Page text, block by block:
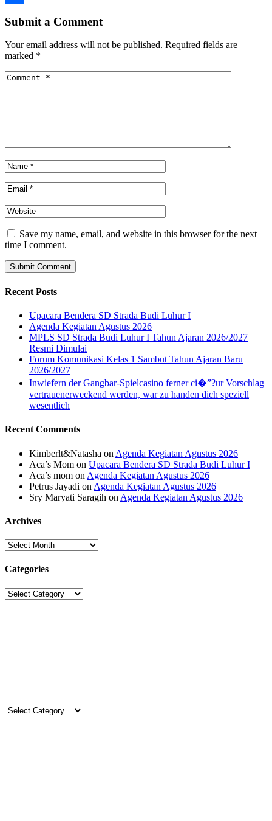
Submit a Comment
Your email address will not be published. Required fields are
marked *
Save my name, email, and website in this browser for the next
time I comment.
Recent Posts
Upacara Bendera SD Strada Budi Luhur I
Agenda Kegiatan Agustus 2026
MPLS SD Strada Budi Luhur I Tahun Ajaran 2026/2027
Resmi Dimulai
Forum Komunikasi Kelas 1 Sambut Tahun Ajaran Baru
2026/2027
Inwiefern der Gangbar-Spielcasino ferner ci�”?ur Vorschlag
vertrauenerweckend werden, war zu handen dich speziell
wesentlich
Recent Comments
Kimberlt&Natasha on Agenda Kegiatan Agustus 2026
Aca’s Mom on Upacara Bendera SD Strada Budi Luhur I
Aca’s mom on Agenda Kegiatan Agustus 2026
Petrus Jayadi on Agenda Kegiatan Agustus 2026
Sry Maryati Saragih on Agenda Kegiatan Agustus 2026
Archives
Archives
Categories
Categories
Kategori